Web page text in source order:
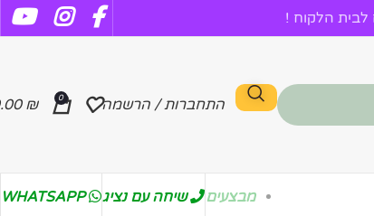
לבית הלקוח !
התחברות / הרשמה 0
₪
מבצעים שיחה עם נציג WHATSAPP